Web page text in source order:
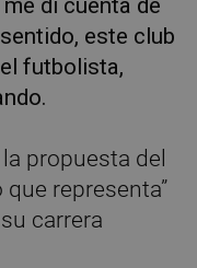
este club
futbolista,
propuesta del
representa”
carrera